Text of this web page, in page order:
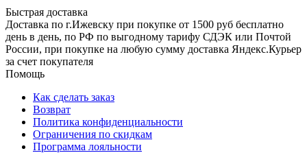
Быстрая доставка
Доставка по г.Ижевску при покупке от 1500 руб бесплатно
день в день, по РФ по выгодному тарифу СДЭК или Почтой
России, при покупке на любую сумму доставка Яндекс.Курьер
за счет покупателя
Помощь
Как сделать заказ
Возврат
Политика конфиденциальности
Ограничения по скидкам
Программа лояльности